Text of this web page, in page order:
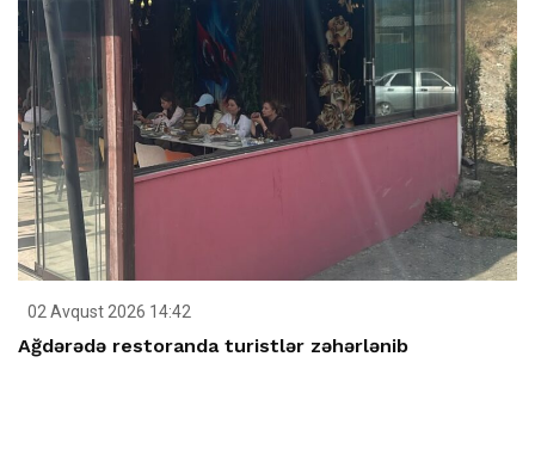
02 Avqust 2026 14:42
Ağdərədə restoranda turistlər zəhərlənib